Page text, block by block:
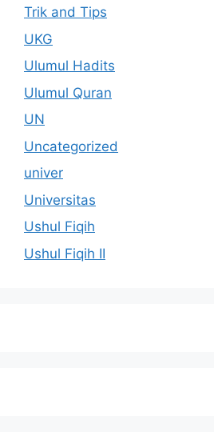
Trik and Tips
UKG
Ulumul Hadits
Ulumul Quran
UN
Uncategorized
univer
Universitas
Ushul Fiqih
Ushul Fiqih II